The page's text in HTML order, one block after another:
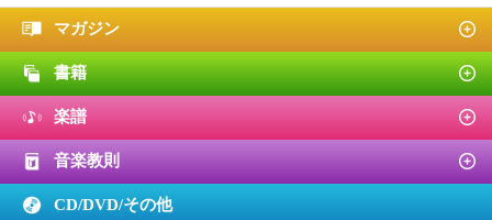
マガジン
書籍
楽譜
音楽教則
CD/DVD/その他